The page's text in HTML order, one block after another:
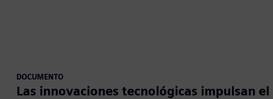
DOCUMENTO
Las innovaciones tecnológicas impulsan el